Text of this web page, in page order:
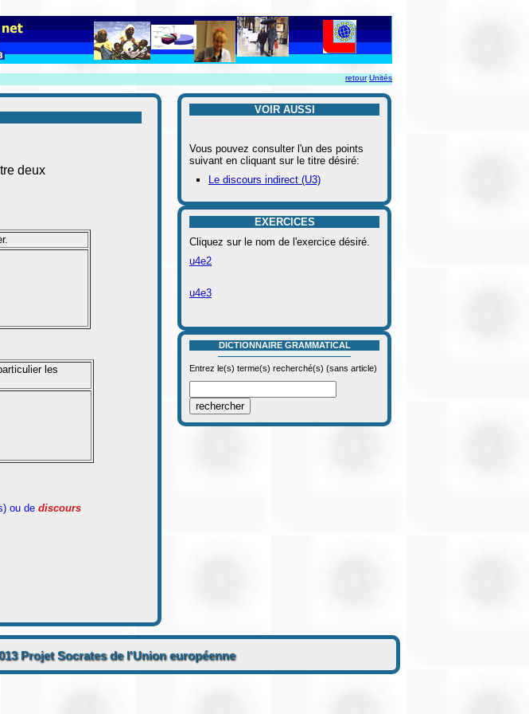
retour Unités
deux
les
ou de discours
VOIR AUSSI
Vous pouvez consulter l'un des points
suivant en cliquant sur le titre désiré:
Le discours indirect (U3)
EXERCICES
Cliquez sur le nom de l'exercice désiré.
u4e2
u4e3
DICTIONNAIRE GRAMMATICAL
Entrez le(s) terme(s) recherché(s) (sans article)
Projet Socrates de l'Union européenne